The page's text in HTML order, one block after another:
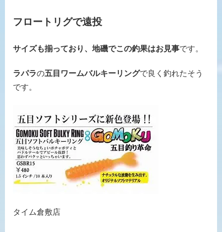
フロートリグで遠投
サイズも揃っており、地磯でこの釣果はお見事です。
ラパラの五目ワームバルキーリングで良く釣れたそう
です。
タイム倉敷店